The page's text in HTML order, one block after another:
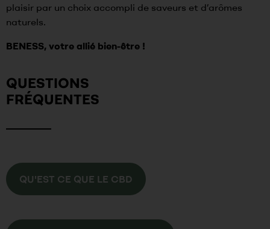
plaisir par un choix accompli de saveurs et d’arômes
naturels.
BENESS, votre allié bien-être !
QUESTIONS
FRÉQUENTES
QU'EST CE QUE LE CBD